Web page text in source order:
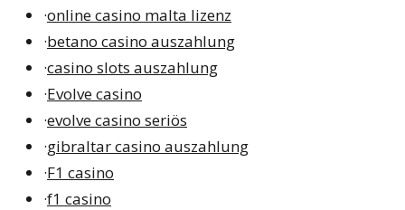
·online casino malta lizenz
·betano casino auszahlung
·casino slots auszahlung
·Evolve casino
·evolve casino seriös
·gibraltar casino auszahlung
·F1 casino
·f1 casino